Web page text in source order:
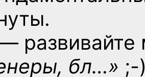
развивайте
бл…» ;-